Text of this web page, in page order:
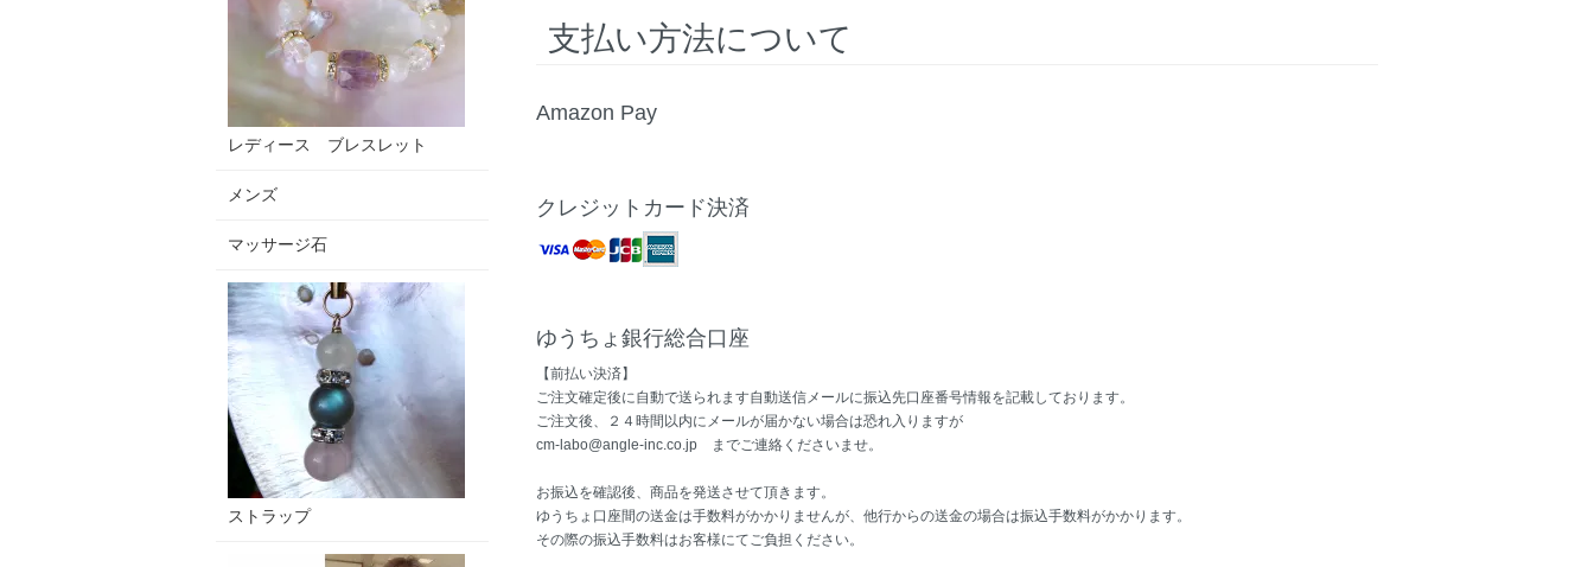
支払い方法について
Amazon Pay
クレジットカード決済
ゆうちょ銀行総合口座
【前払い決済】
ご注文確定後に自動で送られます自動送信メールに振込先口座番号情報を記載しております。
ご注文後、２４時間以内にメールが届かない場合は恐れ入りますが
cm-labo@angle-inc.co.jp までご連絡くださいませ。
お振込を確認後、商品を発送させて頂きます。
ゆうちょ口座間の送金は手数料がかかりませんが、他行からの送金の場合は振込手数料がかかります。
その際の振込手数料はお客様にてご負担ください。
レディース ブレスレット
メンズ
マッサージ石
ストラップ